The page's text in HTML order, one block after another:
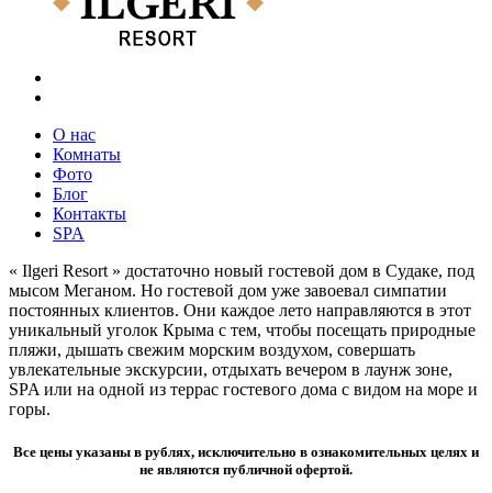
О нас
Комнаты
Фото
Блог
Контакты
SPA
« Ilgeri Resort » достаточно новый гостевой дом в Судаке, под
мысом Меганом. Но гостевой дом уже завоевал симпатии
постоянных клиентов. Они каждое лето направляются в этот
уникальный уголок Крыма с тем, чтобы посещать природные
пляжи, дышать свежим морским воздухом, совершать
увлекательные экскурсии, отдыхать вечером в лаунж зоне,
SPA или на одной из террас гостевого дома с видом на море и
горы.
Все цены указаны в рублях, исключительно в ознакомительных целях и
не являются публичной офертой.